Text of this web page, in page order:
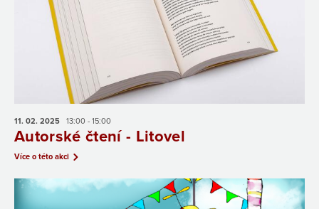
11. 02. 2025 13:00 - 15:00
Autorské čtení - Litovel
Více o této akci